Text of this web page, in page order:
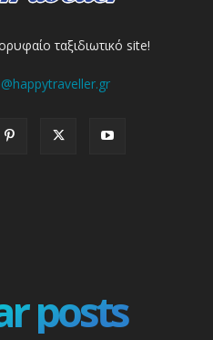
ταξιδιωτικό site!
posts